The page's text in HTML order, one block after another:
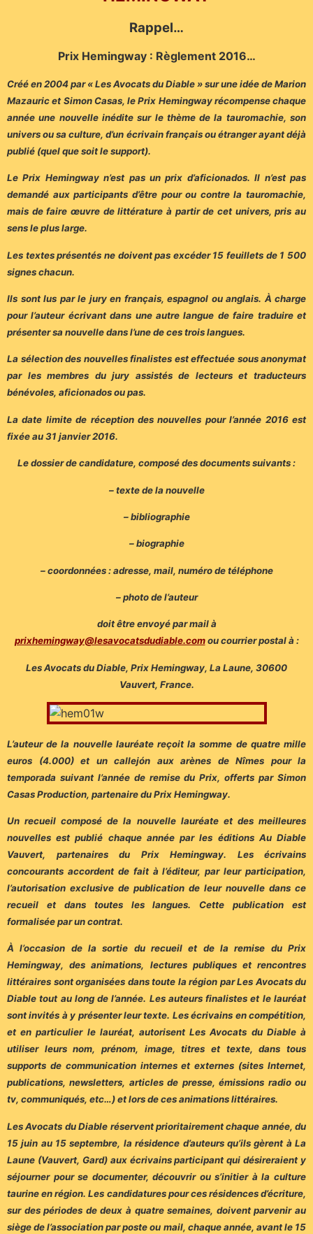
Rappel…
Prix Hemingway : Règlement 2016…
Créé en 2004 par « Les Avocats du Diable » sur une idée de Marion
Mazauric et Simon Casas, le Prix Hemingway récompense chaque
année une nouvelle inédite sur le thème de la tauromachie, son
univers ou sa culture, d’un écrivain français ou étranger ayant déjà
publié (quel que soit le support).
Le Prix Hemingway n’est pas un prix d’aficionados. Il n’est pas
demandé aux participants d’être pour ou contre la tauromachie,
mais de faire œuvre de littérature à partir de cet univers, pris au
sens le plus large.
Les textes présentés ne doivent pas excéder 15 feuillets de 1 500
signes chacun.
Ils sont lus par le jury en français, espagnol ou anglais. À charge
pour l’auteur écrivant dans une autre langue de faire traduire et
présenter sa nouvelle dans l’une de ces trois langues.
La sélection des nouvelles finalistes est effectuée sous anonymat
par les membres du jury assistés de lecteurs et traducteurs
bénévoles, aficionados ou pas.
La date limite de réception des nouvelles pour l’année 2016 est
fixée au 31 janvier 2016.
Le dossier de candidature, composé des documents suivants :
– texte de la nouvelle
– bibliographie
– biographie
– coordonnées : adresse, mail, numéro de téléphone
– photo de l’auteur
doit être envoyé par mail à
prixhemingway@lesavocatsdudiable.com ou courrier postal à :
Les Avocats du Diable, Prix Hemingway, La Laune, 30600
Vauvert, France.
L’auteur de la nouvelle lauréate reçoit la somme de quatre mille
euros (4.000) et un callejón aux arènes de Nîmes pour la
temporada suivant l’année de remise du Prix, offerts par Simon
Casas Production, partenaire du Prix Hemingway.
Un recueil composé de la nouvelle lauréate et des meilleures
nouvelles est publié chaque année par les éditions Au Diable
Vauvert, partenaires du Prix Hemingway. Les écrivains
concourants accordent de fait à l’éditeur, par leur participation,
l’autorisation exclusive de publication de leur nouvelle dans ce
recueil et dans toutes les langues. Cette publication est
formalisée par un contrat.
À l’occasion de la sortie du recueil et de la remise du Prix
Hemingway, des animations, lectures publiques et rencontres
littéraires sont organisées dans toute la région par Les Avocats du
Diable tout au long de l’année. Les auteurs finalistes et le lauréat
sont invités à y présenter leur texte. Les écrivains en compétition,
et en particulier le lauréat, autorisent Les Avocats du Diable à
utiliser leurs nom, prénom, image, titres et texte, dans tous
supports de communication internes et externes (sites Internet,
publications, newsletters, articles de presse, émissions radio ou
tv, communiqués, etc…) et lors de ces animations littéraires.
Les Avocats du Diable réservent prioritairement chaque année, du
15 juin au 15 septembre, la résidence d’auteurs qu’ils gèrent à La
Laune (Vauvert, Gard) aux écrivains participant qui désireraient y
séjourner pour se documenter, découvrir ou s’initier à la culture
taurine en région. Les candidatures pour ces résidences d’écriture,
sur des périodes de deux à quatre semaines, doivent parvenir au
siège de l’association par poste ou mail, chaque année, avant le 15